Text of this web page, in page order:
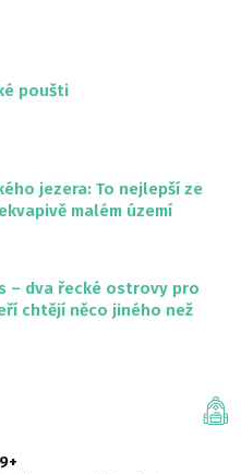
poušti
jezera: To nejlepší ze
malém území
– dva řecké ostrovy pro
chtějí něco jiného než